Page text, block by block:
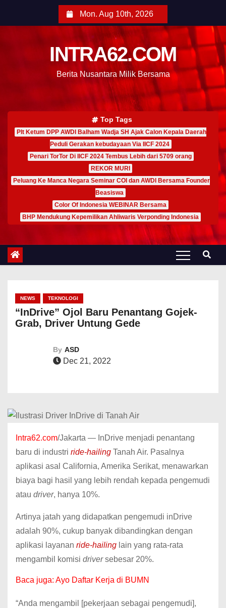
Mon. Aug 10th, 2026
INTRA62.COM
Berita Nusantara Milik Bersama
Top Tags
Plt Ketum DPP AWDI Balham Wadja SH Ajak Calon Kepala Daerah
Peduli Gerakan kebudayaan Via IICF 2024
Penari TorTor Di IICF 2024 Tembus Lebih dari 5709 orang
REKOR MURI
Peluang Ke Manca Negara Seminar COI dan AWDI Bersama Founder
Beasiswa
Color Of Indonesia WEBINAR Bersama
BHP Mendukung Kepemilikan Ahliwaris Verponding Indonesia
NEWS TEKNOLOGI
“InDrive” Ojol Baru Penantang Gojek-
Grab, Driver Untung Gede
By ASD
Dec 21, 2022
Intra62.com/Jakarta — InDrive menjadi penantang
baru di industri ride-hailing Tanah Air. Pasalnya
aplikasi asal California, Amerika Serikat, menawarkan
biaya bagi hasil yang lebih rendah kepada pengemudi
atau driver, hanya 10%.
Artinya jatah yang didapatkan pengemudi inDrive
adalah 90%, cukup banyak dibandingkan dengan
aplikasi layanan ride-hailing lain yang rata-rata
mengambil komisi driversebesar 20%.
Baca juga: Ayo Daftar Kerja di BUMN
“Anda mengambil [pekerjaan sebagai pengemudi],